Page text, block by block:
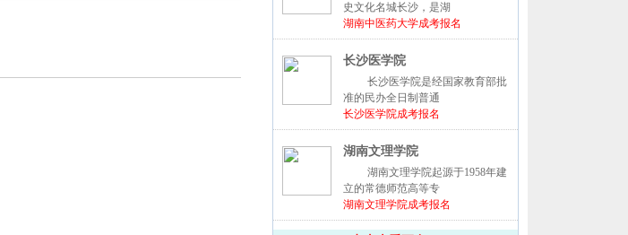
史文化名城长沙，是湖
湖南中医药大学成考报名
长沙医学院
长沙医学院是经国家教育部批
准的民办全日制普通
长沙医学院成考报名
湖南文理学院
湖南文理学院起源于1958年建
立的常德师范高等专
湖南文理学院成考报名